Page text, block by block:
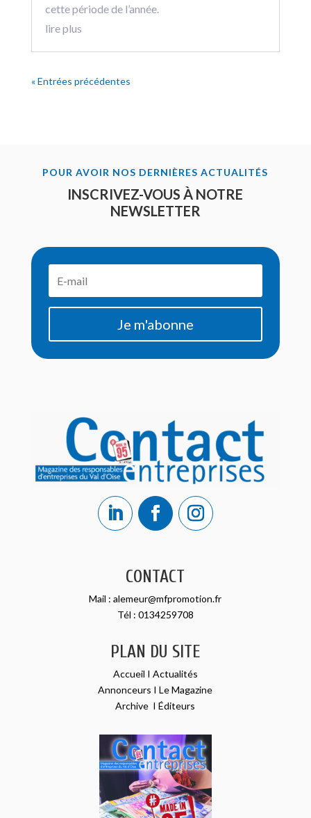
cette période de l’année.
lire plus
« Entrées précédentes
POUR AVOIR NOS DERNIÈRES ACTUALITÉS
INSCRIVEZ-VOUS À NOTRE
NEWSLETTER
Je m'abonne
CONTACT
Mail :alemeur@mfpromotion.fr
Tél : 0134259708
PLAN DU SITE
Accueil I Actualités
Annonceurs ILe Magazine
Archive IÉditeurs